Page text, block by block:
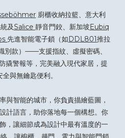
廚櫃收納拉籃、意大利
及Salice 靜音門鉸、新加坡Eubiq
先進智能電子鎖（如DDL801推拉
別款）——支援指紋、虛擬密碼、
撬警報等，完美融入現代家居，提
與無鑰匙便利。
與智能的城市，你負責描繪藍圖，
計語言，助你落地每一個構想。你
讓細節成為設計中最有溫度的一